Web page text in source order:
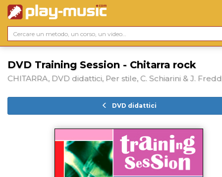
DVD Training Session - Chitarra rock
CHITARRA, DVD didattici, Per stile, C. Schiarini & J. Fredd
DVD didattici